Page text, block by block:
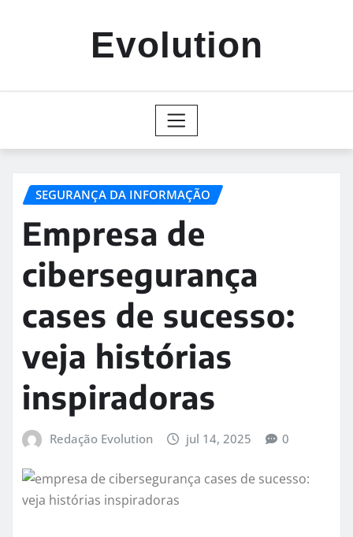
Evolution
SEGURANÇA DA INFORMAÇÃO
Empresa de
cibersegurança
cases de sucesso:
veja histórias
inspiradoras
Redação Evolution jul 14, 2025 0